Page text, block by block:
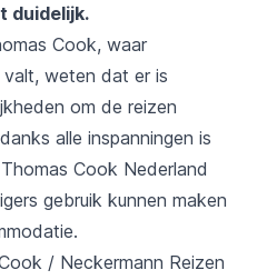
duidelijk.
Cook, waar
weten dat er is
om de reizen
alle inspanningen is
Cook Nederland
gebruik kunnen maken
/ Neckermann Reizen